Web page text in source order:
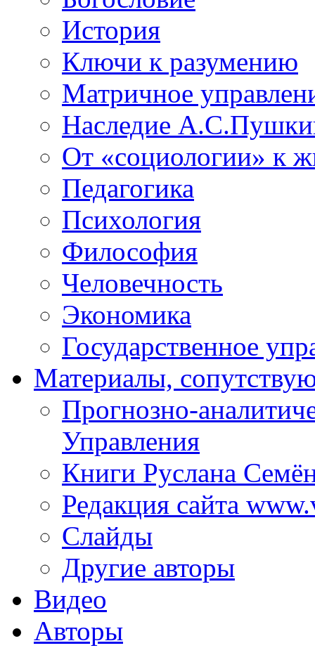
История
Ключи к разумению
Матричное
Наследие
От «социологии» к
Педагогика
Психология
Философия
Человечность
Экономика
Государственное
Материалы,
Прогнозно-
Управления
Книги Руслана
Редакция сайта
Слайды
Другие авторы
Видео
Авторы